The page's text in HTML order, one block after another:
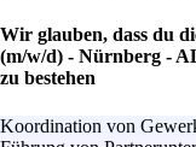
Wir glauben, dass du
(m/w/d) - Nürnberg -
zu bestehen
Koordination von